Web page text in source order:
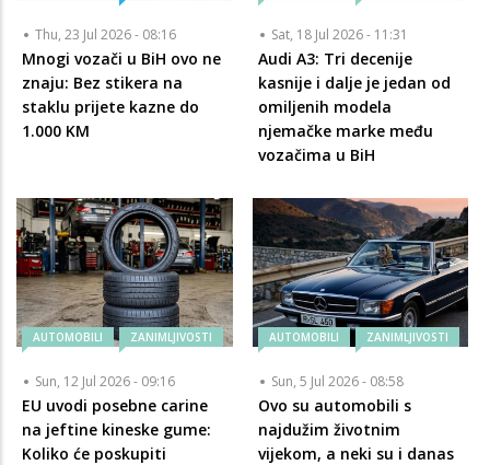
Thu, 23 Jul 2026 - 08:16
Mnogi vozači u BiH ovo ne
znaju: Bez stikera na
staklu prijete kazne do
1.000 KM
Sat, 18 Jul 2026 - 11:31
Audi A3: Tri decenije
kasnije i dalje je jedan od
omiljenih modela
njemačke marke među
vozačima u BiH
AUTOMOBILI ZANIMLJIVOSTI
Sun, 12 Jul 2026 - 09:16
EU uvodi posebne carine
na jeftine kineske gume:
Koliko će poskupiti
AUTOMOBILI ZANIMLJIVOSTI
Sun, 5 Jul 2026 - 08:58
Ovo su automobili s
najdužim životnim
vijekom, a neki su i danas